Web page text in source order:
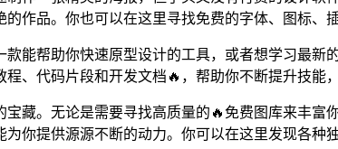
作品。你也可以在这里寻找免费的字体、图标、
能帮助你快速原型设计的工具，或者想学习最
、代码片段和开发文档🔥，帮助你不断提升技能
藏。无论是需要寻找高质量的🔥免费图库来丰
你提供源源不断的动力。你可以在这里发现各种